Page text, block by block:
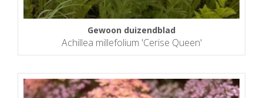
Gewoon duizendblad
Achillea millefolium 'Cerise Queen'